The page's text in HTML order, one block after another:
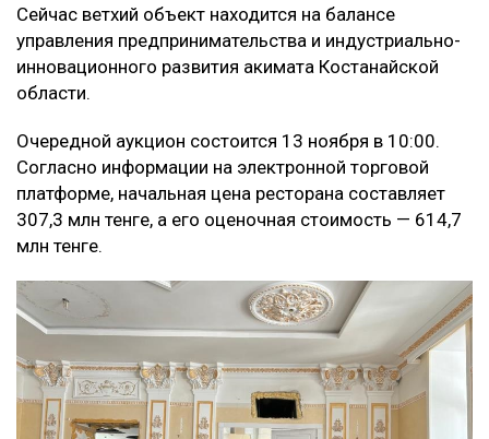
Сейчас ветхий объект находится на балансе
управления предпринимательства и индустриально-
инновационного развития акимата Костанайской
области.
Очередной аукцион состоится 13 ноября в 10:00.
Согласно информации на электронной торговой
платформе, начальная цена ресторана составляет
307,3 млн тенге, а его оценочная стоимость — 614,7
млн тенге.